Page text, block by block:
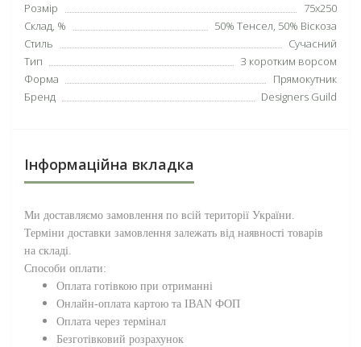
Розмір
75х250
Склад, %
50% Тенсел, 50% Віскоза
Стиль
Сучасний
Тип
З коротким ворсом
Форма
Прямокутник
Бренд
Designers Guild
Інформаційна вкладка
Ми доставляємо замовлення по всій території України.
Терміни доставки замовлення залежать від наявності товарів
на складі.
Способи оплати:
Оплата готівкою при отриманні
Онлайн-оплата картою та IBAN ФОП
Оплата через термінал
Безготівковий розрахунок